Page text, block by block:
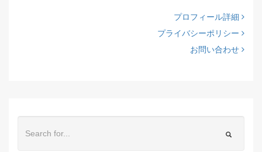
プロフィール詳細
プライバシーポリシー
お問い合わせ